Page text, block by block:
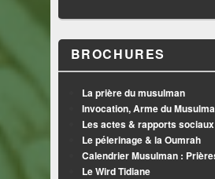
BROCHURES
La prière du musulman
Invocation, Arme du
Les actes & rapports sociaux
Le pélerinage & la Oumrah
Calendrier Musulman :
Le Wird Tidiane